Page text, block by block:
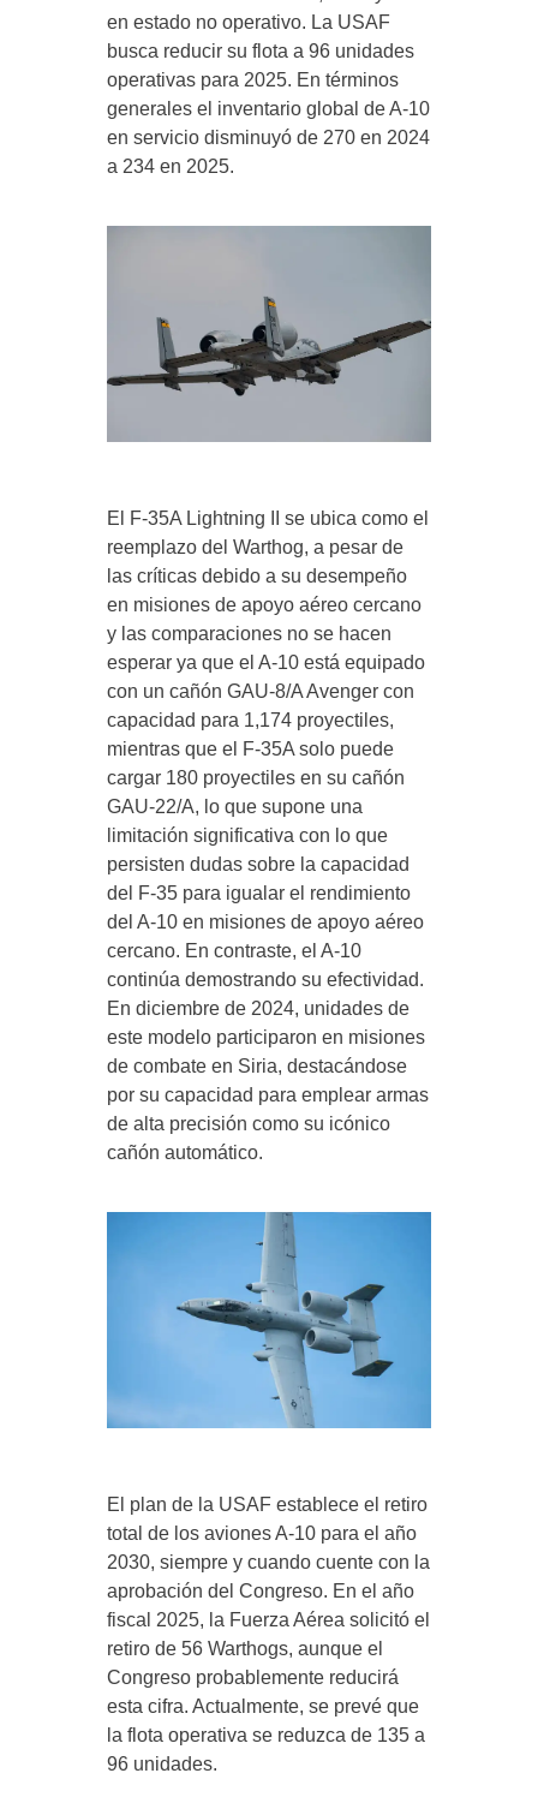
en estado no operativo. La USAF
busca reducir su flota a 96 unidades
operativas para 2025. En términos
generales el inventario global de A-10
en servicio disminuyó de 270 en 2024
a 234 en 2025.
El F-35A Lightning II se ubica como el
reemplazo del Warthog, a pesar de
las críticas debido a su desempeño
en misiones de apoyo aéreo cercano
y las comparaciones no se hacen
esperar ya que el A-10 está equipado
con un cañón GAU-8/A Avenger con
capacidad para 1,174 proyectiles,
mientras que el F-35A solo puede
cargar 180 proyectiles en su cañón
GAU-22/A, lo que supone una
limitación significativa con lo que
persisten dudas sobre la capacidad
del F-35 para igualar el rendimiento
del A-10 en misiones de apoyo aéreo
cercano. En contraste, el A-10
continúa demostrando su efectividad.
En diciembre de 2024, unidades de
este modelo participaron en misiones
de combate en Siria, destacándose
por su capacidad para emplear armas
de alta precisión como su icónico
cañón automático.
El plan de la USAF establece el retiro
total de los aviones A-10 para el año
2030, siempre y cuando cuente con la
aprobación del Congreso. En el año
fiscal 2025, la Fuerza Aérea solicitó el
retiro de 56 Warthogs, aunque el
Congreso probablemente reducirá
esta cifra. Actualmente, se prevé que
la flota operativa se reduzca de 135 a
96 unidades.